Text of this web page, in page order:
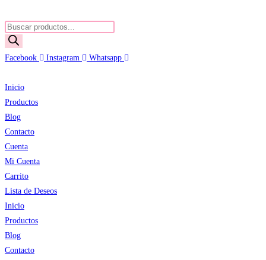
al
contenido
Búsqueda
de
productos
Facebook Instagram Whatsapp
Inicio
Productos
Blog
Contacto
Cuenta
Mi Cuenta
Carrito
Lista de Deseos
Inicio
Productos
Blog
Contacto